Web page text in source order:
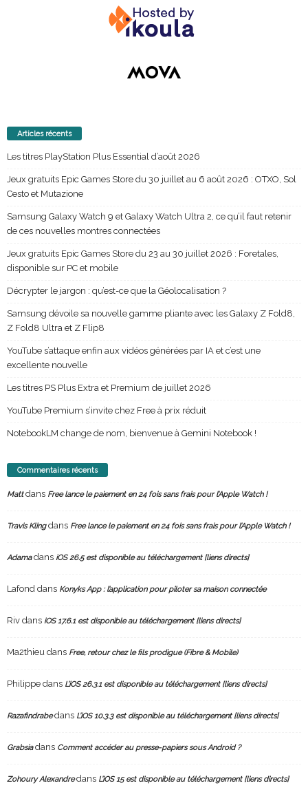
Articles récents
Les titres PlayStation Plus Essential d’août 2026
Jeux gratuits Epic Games Store du 30 juillet au 6 août 2026 : OTXO, Sol
Cesto et Mutazione
Samsung Galaxy Watch 9 et Galaxy Watch Ultra 2, ce qu’il faut retenir
de ces nouvelles montres connectées
Jeux gratuits Epic Games Store du 23 au 30 juillet 2026 : Foretales,
disponible sur PC et mobile
Décrypter le jargon : qu’est-ce que la Géolocalisation ?
Samsung dévoile sa nouvelle gamme pliante avec les Galaxy Z Fold8,
Z Fold8 Ultra et Z Flip8
YouTube s’attaque enfin aux vidéos générées par IA et c’est une
excellente nouvelle
Les titres PS Plus Extra et Premium de juillet 2026
YouTube Premium s’invite chez Free à prix réduit
NotebookLM change de nom, bienvenue à Gemini Notebook !
Commentaires récents
Mattdans Free lance le paiement en 24 fois sans frais pour l’Apple Watch !
Travis Klingdans Free lance le paiement en 24 fois sans frais pour l’Apple Watch !
Adamadans iOS 26.5 est disponible au téléchargement [liens directs]
Lafond dans Konyks App : l’application pour piloter sa maison connectée
Riv dans iOS 17.6.1 est disponible au téléchargement [liens directs]
Ma2thieu dans Free, retour chez le fils prodigue (Fibre & Mobile)
Philippe dans L’iOS 26.3.1 est disponible au téléchargement [liens directs]
Razafindrabedans L’iOS 10.3.3 est disponible au téléchargement [liens directs]
Grabsiadans Comment accéder au presse-papiers sous Android ?
Zohoury Alexandredans L’iOS 15 est disponible au téléchargement [liens directs]